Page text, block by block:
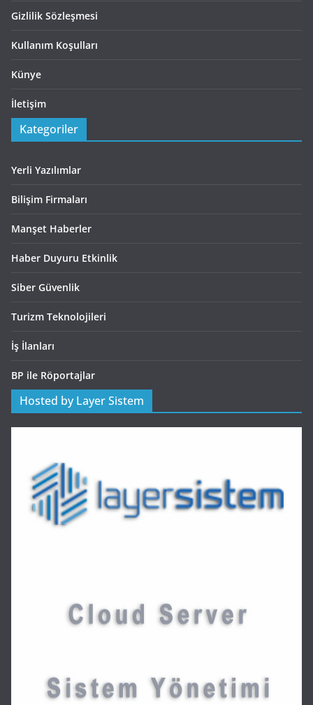
Gizlilik Sözleşmesi
Kullanım Koşulları
Künye
İletişim
Kategoriler
Yerli Yazılımlar
Bilişim Firmaları
Manşet Haberler
Haber Duyuru Etkinlik
Siber Güvenlik
Turizm Teknolojileri
İş İlanları
BP ile Röportajlar
Hosted by Layer Sistem